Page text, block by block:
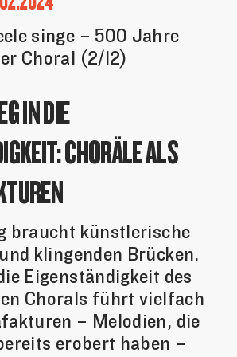
singe – 500 Jahre
Choral (2/12)
IN DIE
CHORÄLE ALS
braucht künstlerische
klingenden Brücken.
Eigenständigkeit des
Chorals führt vielfach
– Melodien, die
erobert haben –